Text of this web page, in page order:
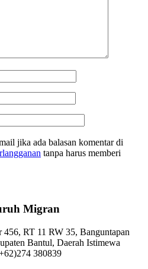
jika ada balasan komentar di
tanpa harus memberi
Migran
456, RT 11 RW 35, Banguntapan
Bantul, Daerah Istimewa
380839